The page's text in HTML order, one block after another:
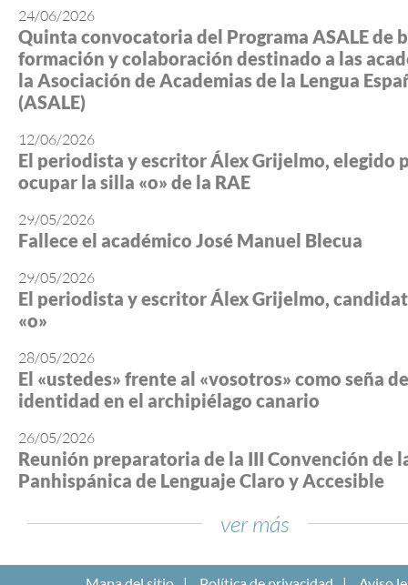
24/06/2026
Quinta convocatoria del Programa ASALE de
formación y colaboración destinado a las
la Asociación de Academias de la Lengua
(ASALE)
12/06/2026
El periodista y escritor Álex Grijelmo, elegido
ocupar la silla «o» de la RAE
29/05/2026
Fallece el académico José Manuel Blecua
29/05/2026
El periodista y escritor Álex Grijelmo,
«o»
28/05/2026
El «ustedes» frente al «vosotros» como seña de
identidad en el archipiélago canario
26/05/2026
Reunión preparatoria de la III Convención de
Panhispánica de Lenguaje Claro y Accesible
ver más